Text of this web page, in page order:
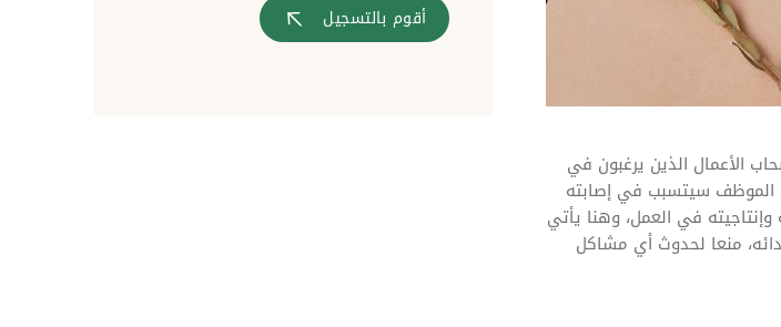
الأعمال الذين يرغبون في
الموظف سيتسبب في إصابته
في العمل، وهنا يأتي
منعا لحدوث أي مشاكل
أقوم بالتسجيل